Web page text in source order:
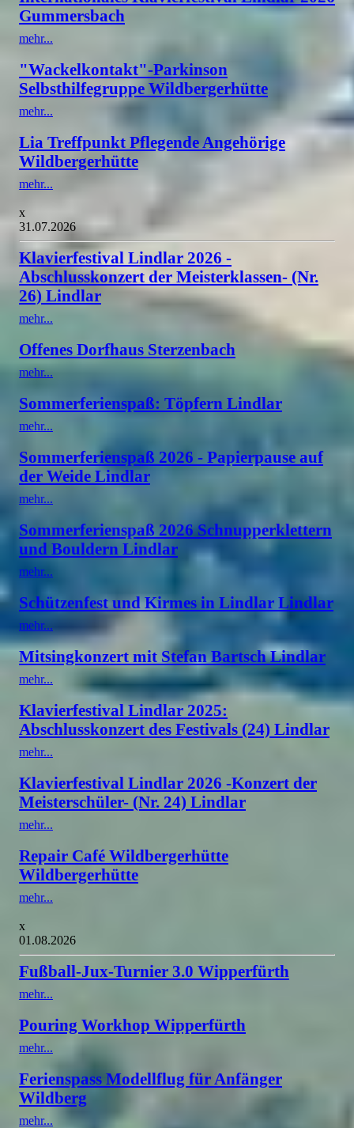
Gummersbach
mehr...
"Wackelkontakt"-Parkinson
Selbsthilfegruppe Wildbergerhütte
mehr...
Lia Treffpunkt Pflegende Angehörige
Wildbergerhütte
mehr...
x
31.07.2026
Klavierfestival Lindlar 2026 -
Abschlusskonzert der Meisterklassen- (Nr.
26) Lindlar
mehr...
Offenes Dorfhaus Sterzenbach
mehr...
Sommerferienspaß: Töpfern Lindlar
mehr...
Sommerferienspaß 2026 - Papierpause auf
der Weide Lindlar
mehr...
Sommerferienspaß 2026 Schnupperklettern
und Bouldern Lindlar
mehr...
Schützenfest und Kirmes in Lindlar Lindlar
mehr...
Mitsingkonzert mit Stefan Bartsch Lindlar
mehr...
Klavierfestival Lindlar 2025:
Abschlusskonzert des Festivals (24) Lindlar
mehr...
Klavierfestival Lindlar 2026 -Konzert der
Meisterschüler- (Nr. 24) Lindlar
mehr...
Repair Café Wildbergerhütte
Wildbergerhütte
mehr...
x
01.08.2026
Fußball-Jux-Turnier 3.0 Wipperfürth
mehr...
Pouring Workhop Wipperfürth
mehr...
Ferienspass Modellflug für Anfänger
Wildberg
mehr...